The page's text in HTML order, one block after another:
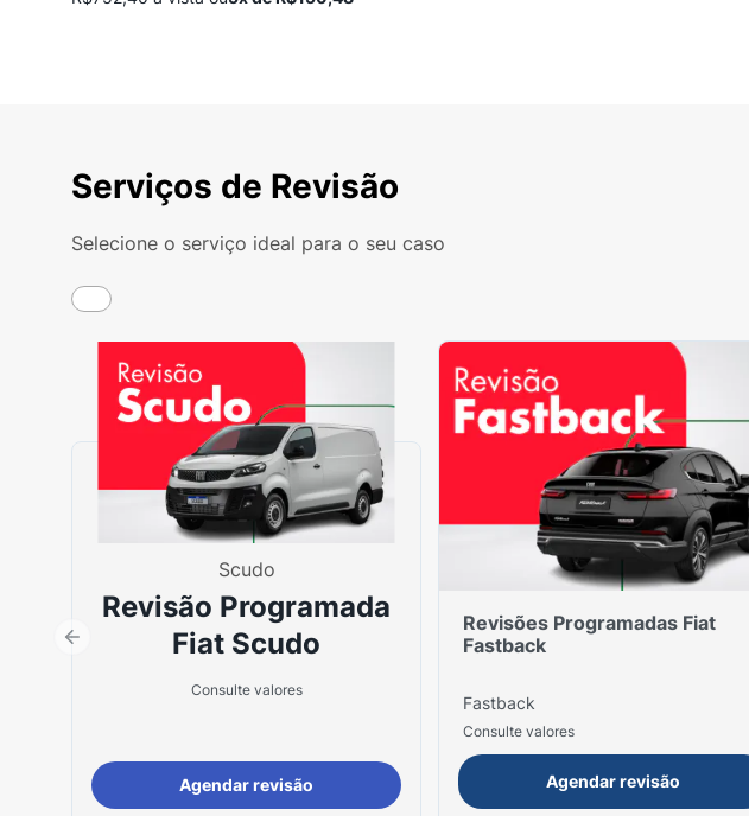
Serviços de Revisão
Selecione o serviço ideal para o seu caso
Scudo
Revisão Programada
Fiat Scudo
Consulte valores
Agendar revisão
Revisões Programadas Fiat
Fastback
Fastback
Consulte valores
Agendar revisão